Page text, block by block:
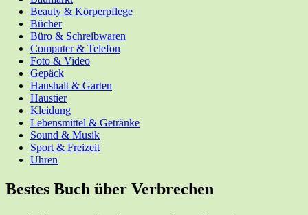
Beau­ty & Körperpflege
Bücher
Büro & Schreibwaren
Com­pu­ter & Telefon
Foto & Video
Gepäck
Haus­halt & Garten
Haus­tier
Klei­dung
Lebens­mit­tel & Getränke
Sound & Musik
Sport & Freizeit
Uhren
Bes­tes Buch über Verbrechen